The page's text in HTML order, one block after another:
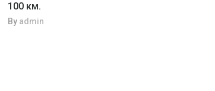
100 км.
By admin